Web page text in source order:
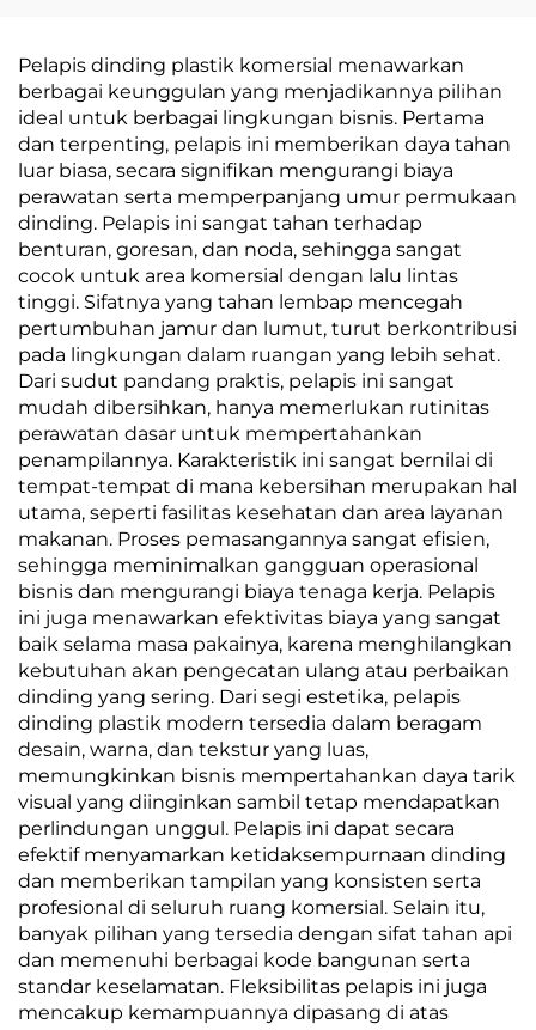
Dinding Kepala
Tempat Tidur di
Kamar Tidur, Material
Ramah Lingkungan,
Tersedia dalam
Banyak Warna
Wallcovering Tahan
Api, Produsen, Bahan
Non-woven Fabric, 2,8
Meter
Pelapis dinding plastik komersial menawarkan
berbagai keunggulan yang menjadikannya pilihan
ideal untuk berbagai lingkungan bisnis. Pertama
dan terpenting, pelapis ini memberikan daya tahan
luar biasa, secara signifikan mengurangi biaya
perawatan serta memperpanjang umur permukaan
dinding. Pelapis ini sangat tahan terhadap
benturan, goresan, dan noda, sehingga sangat
cocok untuk area komersial dengan lalu lintas
tinggi. Sifatnya yang tahan lembap mencegah
pertumbuhan jamur dan lumut, turut berkontribusi
pada lingkungan dalam ruangan yang lebih sehat.
Dari sudut pandang praktis, pelapis ini sangat
mudah dibersihkan, hanya memerlukan rutinitas
perawatan dasar untuk mempertahankan
penampilannya. Karakteristik ini sangat bernilai di
tempat-tempat di mana kebersihan merupakan hal
utama, seperti fasilitas kesehatan dan area layanan
makanan. Proses pemasangannya sangat efisien,
sehingga meminimalkan gangguan operasional
bisnis dan mengurangi biaya tenaga kerja. Pelapis
ini juga menawarkan efektivitas biaya yang sangat
baik selama masa pakainya, karena menghilangkan
kebutuhan akan pengecatan ulang atau perbaikan
dinding yang sering. Dari segi estetika, pelapis
dinding plastik modern tersedia dalam beragam
desain, warna, dan tekstur yang luas,
memungkinkan bisnis mempertahankan daya tarik
visual yang diinginkan sambil tetap mendapatkan
perlindungan unggul. Pelapis ini dapat secara
efektif menyamarkan ketidaksempurnaan dinding
dan memberikan tampilan yang konsisten serta
profesional di seluruh ruang komersial. Selain itu,
banyak pilihan yang tersedia dengan sifat tahan api
dan memenuhi berbagai kode bangunan serta
standar keselamatan. Fleksibilitas pelapis ini juga
mencakup kemampuannya dipasang di atas